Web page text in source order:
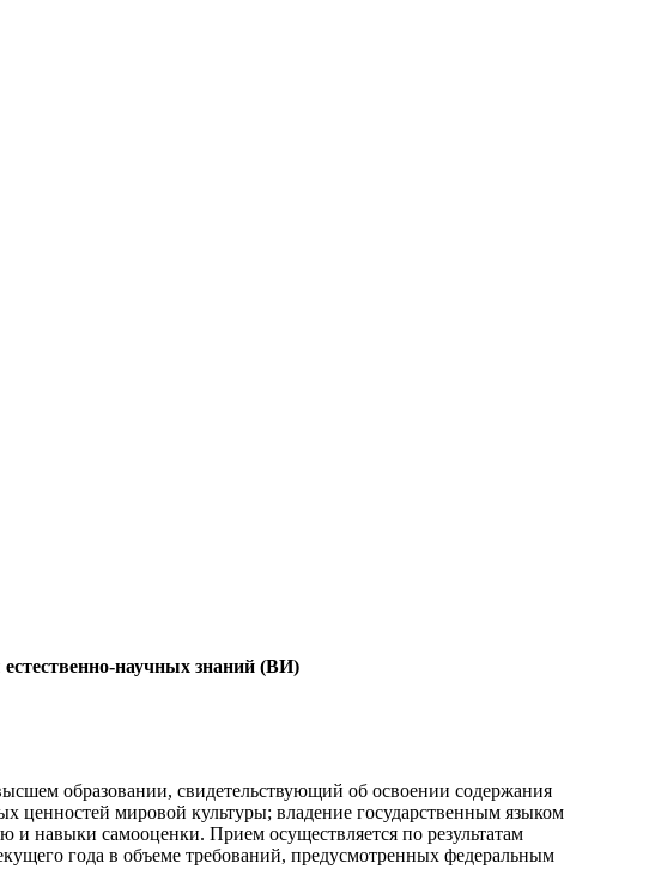
научных знаний (ВИ)
образовании, свидетельствующий об освоении содержания
ценностей мировой культуры; владение государственным языком
навыки самооценки. Прием осуществляется по результатам
года в объеме требований, предусмотренных федеральным